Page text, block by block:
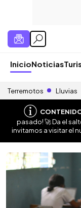
InicioNoticias
Terremotos Lluvias
pasado! 🚀 Da el
invitamos a visitar el